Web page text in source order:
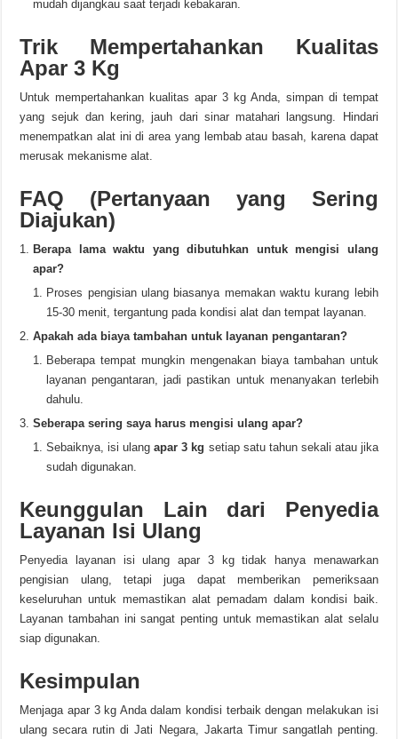
mudah dijangkau saat terjadi kebakaran.
Trik Mempertahankan Kualitas
Apar 3 Kg
Untuk mempertahankan kualitas apar 3 kg Anda, simpan di tempat
yang sejuk dan kering, jauh dari sinar matahari langsung. Hindari
menempatkan alat ini di area yang lembab atau basah, karena dapat
merusak mekanisme alat.
FAQ (Pertanyaan yang Sering
Diajukan)
Berapa lama waktu yang dibutuhkan untuk mengisi ulang
apar?
Proses pengisian ulang biasanya memakan waktu kurang lebih
15-30 menit, tergantung pada kondisi alat dan tempat layanan.
Apakah ada biaya tambahan untuk layanan pengantaran?
Beberapa tempat mungkin mengenakan biaya tambahan untuk
layanan pengantaran, jadi pastikan untuk menanyakan terlebih
dahulu.
Seberapa sering saya harus mengisi ulang apar?
Sebaiknya, isi ulangapar 3 kg setiap satu tahun sekali atau jika
sudah digunakan.
Keunggulan Lain dari Penyedia
Layanan Isi Ulang
Penyedia layanan isi ulang apar 3 kg tidak hanya menawarkan
pengisian ulang, tetapi juga dapat memberikan pemeriksaan
keseluruhan untuk memastikan alat pemadam dalam kondisi baik.
Layanan tambahan ini sangat penting untuk memastikan alat selalu
siap digunakan.
Kesimpulan
Menjaga apar 3 kg Anda dalam kondisi terbaik dengan melakukan isi
ulang secara rutin di Jati Negara, Jakarta Timur sangatlah penting.